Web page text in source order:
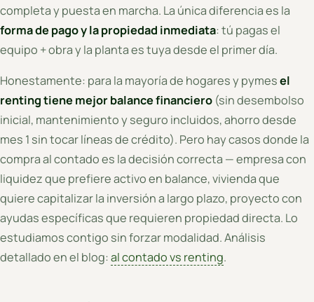
completa y puesta en marcha. La única diferencia es la
forma de pago y la propiedad inmediata: tú pagas el
equipo + obra y la planta es tuya desde el primer día.
Honestamente: para la mayoría de hogares y pymesel
renting tiene mejor balance financiero (sin desembolso
inicial, mantenimiento y seguro incluidos, ahorro desde
mes 1 sin tocar líneas de crédito). Pero hay casos donde la
compra al contado es la decisión correcta — empresa con
liquidez que prefiere activo en balance, vivienda que
quiere capitalizar la inversión a largo plazo, proyecto con
ayudas específicas que requieren propiedad directa. Lo
estudiamos contigo sin forzar modalidad. Análisis
detallado en el blog:al contado vs renting.